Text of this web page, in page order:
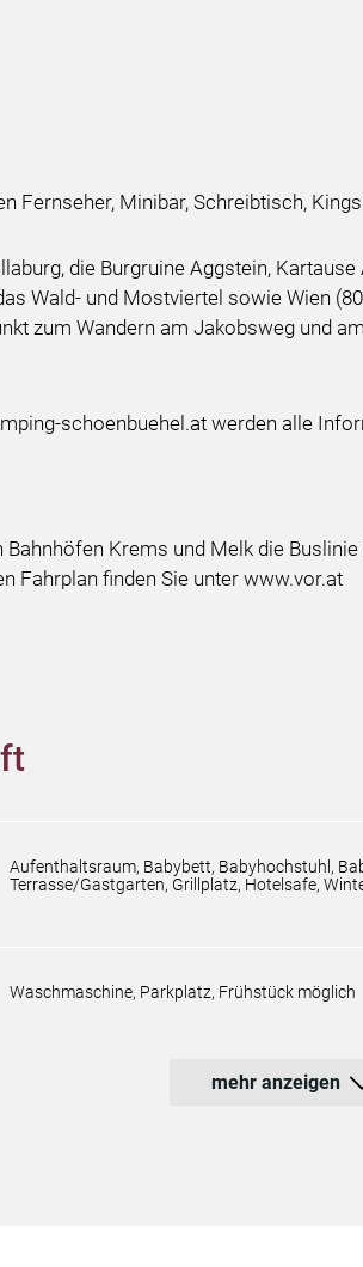
Fernseher, Minibar, Schreibtisch,
die Burgruine Aggstein, Kartause
Wald- und Mostviertel sowie Wien
zum Wandern am Jakobsweg und
schoenbuehel.at werden alle
Krems und Melk die
Fahrplan finden Sie unter www.vor.at
Aufenthaltsraum, Babybett, Babyhochstuhl,
Terrasse/Gastgarten, Grillplatz, Hotelsafe,
Waschmaschine, Parkplatz, Frühstück möglich
mehr anzeigen